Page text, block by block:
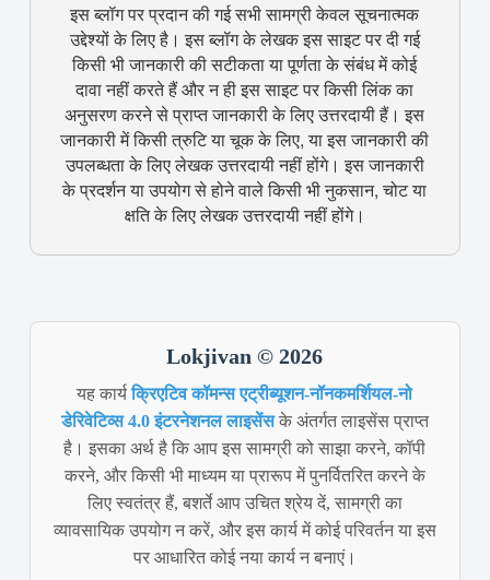
इस ब्लॉग पर प्रदान की गई सभी सामग्री केवल सूचनात्मक
उद्देश्यों के लिए है। इस ब्लॉग के लेखक इस साइट पर दी गई
किसी भी जानकारी की सटीकता या पूर्णता के संबंध में कोई
दावा नहीं करते हैं और न ही इस साइट पर किसी लिंक का
अनुसरण करने से प्राप्त जानकारी के लिए उत्तरदायी हैं। इस
जानकारी में किसी त्रुटि या चूक के लिए, या इस जानकारी की
उपलब्धता के लिए लेखक उत्तरदायी नहीं होंगे। इस जानकारी
के प्रदर्शन या उपयोग से होने वाले किसी भी नुकसान, चोट या
क्षति के लिए लेखक उत्तरदायी नहीं होंगे।
Lokjivan © 2026
यह कार्यक्रिएटिव कॉमन्स एट्रीब्यूशन-नॉनकमर्शियल-नो
डेरिवेटिव्स 4.0 इंटरनेशनल लाइसेंसके अंतर्गत लाइसेंस प्राप्त
है। इसका अर्थ है कि आप इस सामग्री को साझा करने, कॉपी
करने, और किसी भी माध्यम या प्रारूप में पुनर्वितरित करने के
लिए स्वतंत्र हैं, बशर्ते आप उचित श्रेय दें, सामग्री का
व्यावसायिक उपयोग न करें, और इस कार्य में कोई परिवर्तन या इस
पर आधारित कोई नया कार्य न बनाएं।